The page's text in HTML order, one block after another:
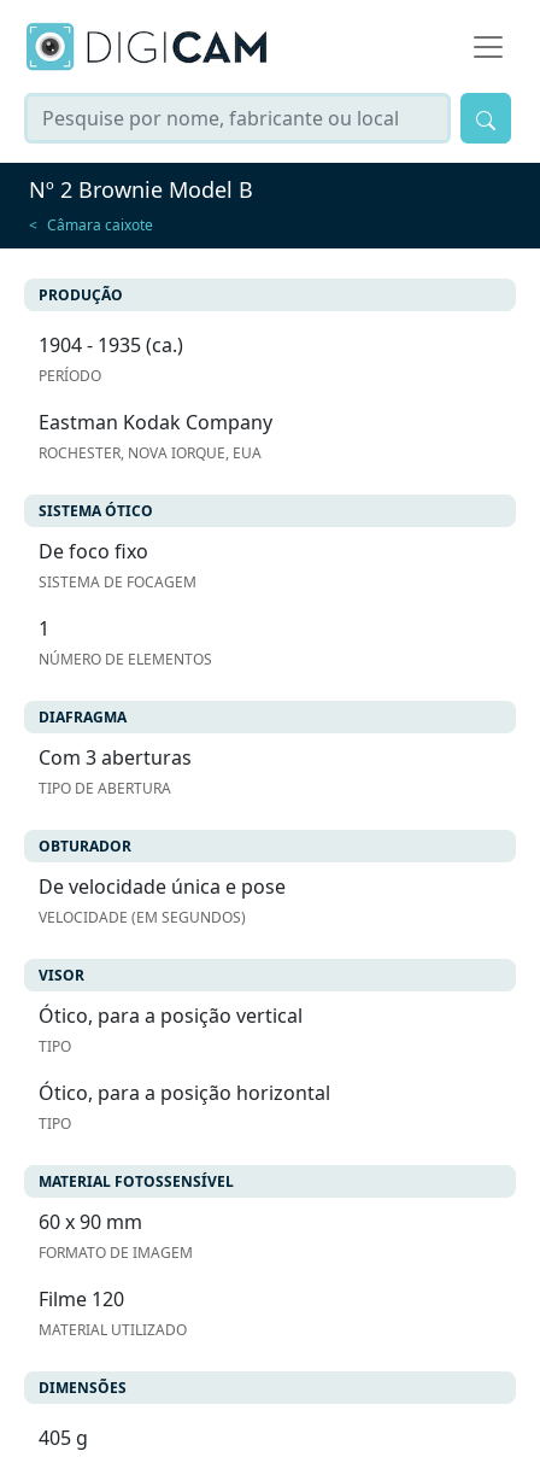
Nº 2 Brownie Model B
Câmara caixote
PRODUÇÃO
1904 - 1935 (ca.)
PERÍODO
Eastman Kodak Company
ROCHESTER, NOVA IORQUE, EUA
SISTEMA ÓTICO
De foco fixo
SISTEMA DE FOCAGEM
1
NÚMERO DE ELEMENTOS
DIAFRAGMA
Com 3 aberturas
TIPO DE ABERTURA
OBTURADOR
De velocidade única e pose
VELOCIDADE (EM SEGUNDOS)
VISOR
Ótico, para a posição vertical
TIPO
Ótico, para a posição horizontal
TIPO
MATERIAL FOTOSSENSÍVEL
60 x 90 mm
FORMATO DE IMAGEM
Filme 120
MATERIAL UTILIZADO
DIMENSÕES
405 g